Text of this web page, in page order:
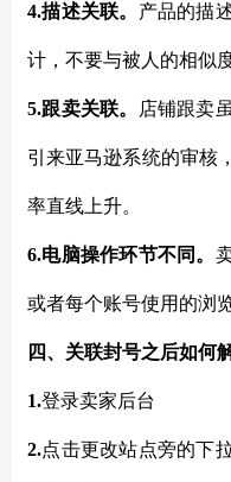
4.描述关联。 产品的描
计，不要与被人的相似
5.跟卖关联。 店铺跟卖
引来亚马逊系统的审核
率直线上升。
6.电脑操作环节不同。
或者每个账号使用的浏
四、关联封号之后如何
1.登录卖家后台
2.点击更改站点旁的下